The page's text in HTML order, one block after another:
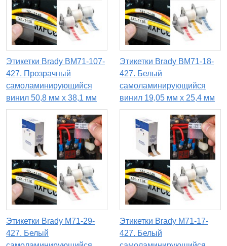
Этикетки Brady BM71-107-
427. Прозрачный
самоламинирующийся
винил 50,8 мм х 38,1 мм
Этикетки Brady BM71-18-
427. Белый
самоламинирующийся
винил 19,05 мм х 25,4 мм
Этикетки Brady M71-29-
427. Белый
Этикетки Brady M71-17-
427. Белый